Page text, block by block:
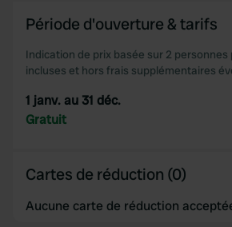
Période d'ouverture & tarifs
Indication de prix basée sur 2 personnes
incluses et hors frais supplémentaires
1 janv. au 31 déc.
Gratuit
Cartes de réduction (0)
Aucune carte de réduction